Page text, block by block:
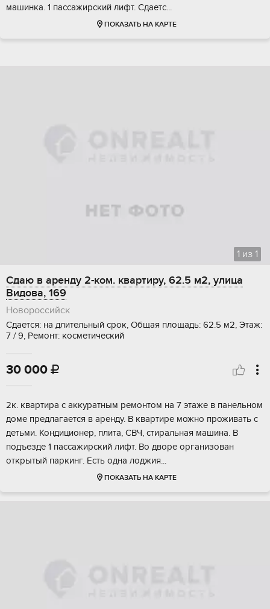
машинка. 1 пассажирский лифт. Сдаетс...
ПОКАЗАТЬ НА КАРТЕ
1 из 1
Сдаю в аренду 2-ком. квартиру, 62.5 м2, улица
Видова, 169
Новороссийск
Сдается: на длительный срок, Общая площадь: 62.5 м2, Этаж:
7 / 9, Ремонт: косметический
30 000 
2к. квартира с аккуратным ремонтом на 7 этаже в панельном
доме предлагается в аренду. В квартире можно проживать с
детьми. Кондиционер, плита, СВЧ, стиральная машина. В
подъезде 1 пассажирский лифт. Во дворе организован
открытый паркинг. Есть одна лоджия...
ПОКАЗАТЬ НА КАРТЕ